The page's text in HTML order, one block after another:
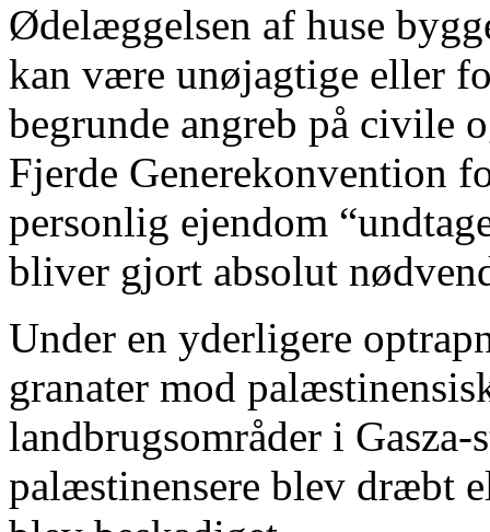
Ødelæggelsen af huse
kan være unøjagtige eller
begrunde angreb på civile
Fjerde Generekonvention
personlig ejendom
bliver gjort absolut
Under en yderligere
granater mod
landbrugsområder i
palæstinensere blev dræbt